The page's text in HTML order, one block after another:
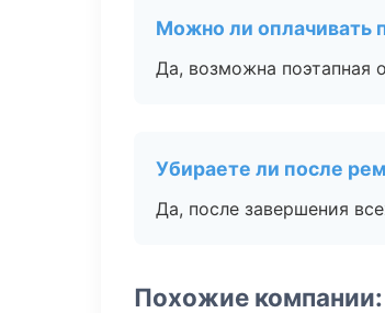
Можно ли оплачивать
Да, возможна поэтапная
Убираете ли после
Да, после завершения
Похожие